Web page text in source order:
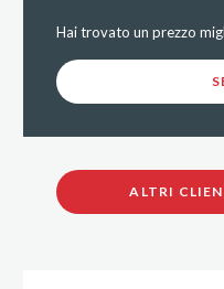
Hai trovato un prezzo
ALTRI